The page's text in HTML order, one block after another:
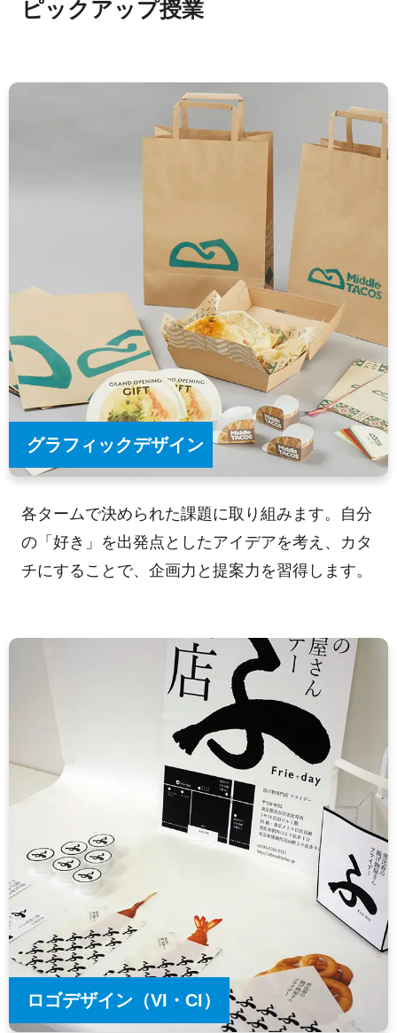
ピックアップ授業
グラフィックデザイン
各タームで決められた課題に取り組みます。自分
の「好き」を出発点としたアイデアを考え、カタ
チにすることで、企画力と提案力を習得します。
ロゴデザイン（VI・CI）